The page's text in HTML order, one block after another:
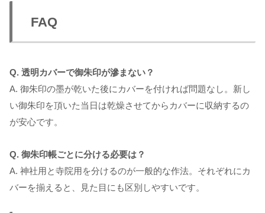
FAQ
Q. 透明カバーで御朱印が滲まない？
A. 御朱印の墨が乾いた後にカバーを付ければ問題なし。新し
い御朱印を頂いた当日は乾燥させてからカバーに収納するの
が安心です。
Q. 御朱印帳ごとに分ける必要は？
A. 神社用と寺院用を分けるのが一般的な作法。それぞれにカ
バーを揃えると、見た目にも区別しやすいです。